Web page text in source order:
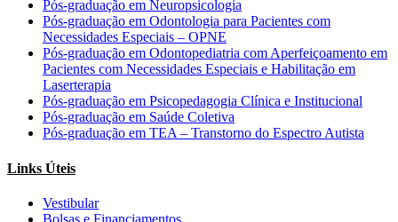
Pós-graduação em Neuropsicologia
Pós-graduação em Odontologia para Pacientes com
Necessidades Especiais – OPNE
Pós-graduação em Odontopediatria com Aperfeiçoamento em
Pacientes com Necessidades Especiais e Habilitação em
Laserterapia
Pós-graduação em Psicopedagogia Clínica e Institucional
Pós-graduação em Saúde Coletiva
Pós-graduação em TEA – Transtorno do Espectro Autista
Links Úteis
Vestibular
Bolsas e Financiamentos